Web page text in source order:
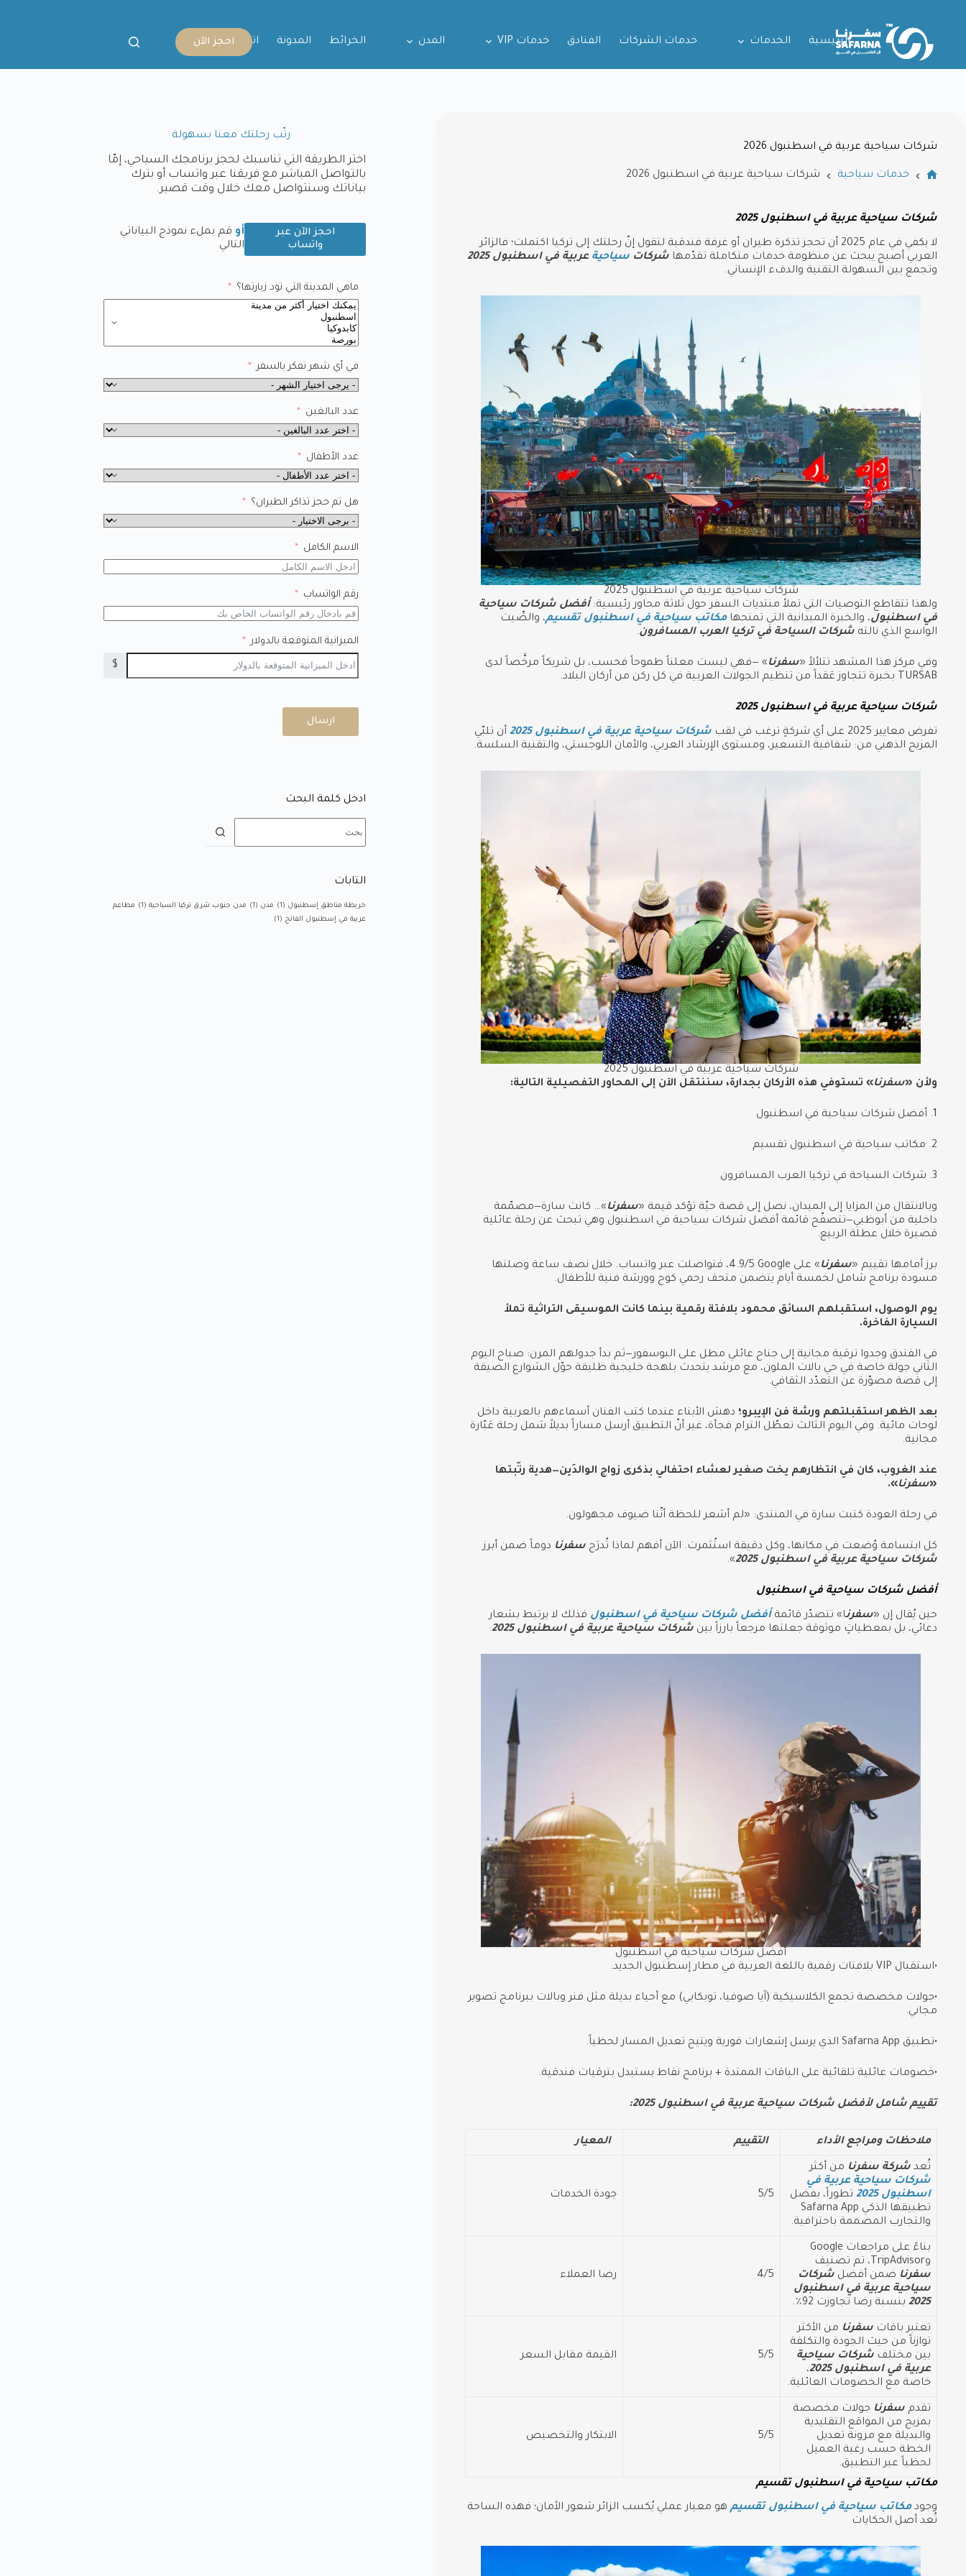
الرئيسية الخدمات خدمات الشركات الفنادق خدمات VIP المدن الخرائط المدونة اتصل بنااحجز الآن
شركات سياحية عربية في اسطنبول 2026
خدمات سياحية شركات سياحية عربية في اسطنبول 2026
شركات سياحية عربية في اسطنبول 2025
لا يكفي في عام 2025 أن تحجز تذكرة طيران أو غرفة فندقية لتقول إنّ رحلتك إلى تركيا اكتملت؛ فالزائر
العربي أصبح يبحث عن منظومة خدمات متكاملة تقدّمها شركات سياحية عربية في اسطنبول 2025
وتجمع بين السهولة التقنية والدفء الإنساني.
شركات سياحية عربية في اسطنبول 2025
ولهذا تتقاطع التوصيات التي تملأ منتديات السفر حول ثلاثة محاور رئيسية:أفضل شركات سياحية
في اسطنبول، والخبرة الميدانية التي تمنحهامكاتب سياحية في اسطنبول تقسيم، والصِّيت
الواسع الذي نالته شركات السياحة في تركيا العرب المسافرون.
وفي مركز هذا المشهد تتلألأ «سفرنا» —فهي ليست معلناً طموحاً فحسب، بل شريكاً مرخَّصاً لدى
TURSAB بخبرة تتجاوز عَقداً من تنظيم الجولات العربية في كل ركن من أركان البلاد.
شركات سياحية عربية في اسطنبول 2025
تفرض معايير 2025 على أي شركةٍ ترغب في لقب شركات سياحية عربية في اسطنبول 2025
أن تلبّي
المزيج الذهبي من: شفافية التسعير، ومستوى الإرشاد العربي، والأمان اللوجستي، والتقنية السلسة.
شركات سياحية عربية في اسطنبول 2025
ولأن «سفرنا» تستوفي هذه الأركان بجدارة، سننتقل الآن إلى المحاور التفصيلية التالية:
1. أفضل شركات سياحية في اسطنبول
2. مكاتب سياحية في اسطنبول تقسيم
3. شركات السياحة في تركيا العرب المسافرون
وبالانتقال من المزايا إلى الميدان، نصل إلى قصة حيّة تؤكد قيمة «سفرنا»… كانت سارة—مصمّمة
داخلية من أبوظبي—تتصفّح قائمة أفضل شركات سياحية في اسطنبول وهي تبحث عن رحلة عائلية
قصيرة خلال عطلة الربيع.
برز أمامها تقييم «سفرنا
» على Google ‏4.9/5، فتواصلت عبر واتساب. خلال نصف ساعة وصلتها
مسودة برنامج شامل لخمسة أيام يتضمن متحف رحمي كوج وورشة فنية للأطفال.
يوم الوصول، استقبلهم السائق محمود بلافتة رقمية بينما كانت الموسيقى التراثية تملأ
السيارة الفاخرة.
في الفندق وجدوا ترقية مجانية إلى جناح عائلي مطل على البوسفور—ثم بدأ جدولهم المرن: صباح اليوم
الثاني جولة خاصة في حي بالات الملون، مع مرشد يتحدث بلهجة خليجية طليقة حوّل الشوارع الضيقة
إلى قصة مصوّرة عن التعدّد الثقافي.
بعد الظهر استقبلتهم ورشة فن الإيبرو؛ دهش الأبناء عندما كتب الفنان أسماءهم بالعربية داخل
لوحات مائية. وفي اليوم الثالث تعطّل الترام فجأة، غير أنّ التطبيق أرسل مساراً بديلاً شمل رحلة عَبّارة
مجانية.
عند الغروب، كان في انتظارهم يخت صغير لعشاء احتفالي بذكرى زواج الوالدَين—هدية رتّبتها
«سفرنا».
في رحلة العودة كتبت سارة في المنتدى: «لم أشعر للحظة أنّنا ضيوف مجهولون.
كل ابتسامة وُضعت في مكانها، وكل دقيقة استُثمرت. الآن أفهم لماذا تُدرَج سفرنا دوماً ضمن أبرز
شركات سياحية عربية في اسطنبول 2025
».
أفضل شركات سياحية في اسطنبول
حين يُقال إن «سفرنا» تتصدّر قائمةأفضل شركات سياحية في اسطنبول فذلك لا يرتبط بشعار
دعائي، بل بمعطياتٍ موثوقة جعلتها مرجعاً بارزاً بين شركات سياحية عربية في اسطنبول 2025 :
أفضل شركات سياحية في اسطنبول
•استقبال VIP بلافتات رقمية باللغة العربية في مطار إسطنبول الجديد.
•جولات مخصصة تجمع الكلاسيكية (آيا صوفيا، توبكابي) مع أحياء بديلة مثل فنر وبالات ببرنامج تصوير
مجاني.
•تطبيق Safarna App الذي يرسل إشعارات فورية ويتيح تعديل المسار لحظياً.
•خصومات عائلية تلقائية على الباقات الممتدة + برنامج نقاط يستبدل بترقيات فندقية.
تقييم شامل لأفضل شركات سياحية عربية في اسطنبول 2025:
ملاحظات ومراجع الأداء التقييم المعيار
تُعد شركة سفرنا من أكثر
شركات سياحية عربية في
اسطنبول 2025
تطوراً، بفضل
تطبيقها الذكي Safarna App
والتجارب المصممة باحترافية.
5/5 جودة الخدمات
بناءً على مراجعات Google
وTripAdvisor، تم تصنيف
سفرنا ضمن أفضل شركات
سياحية عربية في اسطنبول
2025 بنسبة رضا تجاوزت 92٪.
4/5 رضا العملاء
تعتبر باقات سفرنا من الأكثر
توازناً من حيث الجودة والتكلفة
بين مختلف شركات سياحية
عربية في اسطنبول 2025
،
خاصة مع الخصومات العائلية.
5/5 القيمة مقابل السعر
تقدم سفرنا جولات مخصصة
بمزيج من المواقع التقليدية
والبديلة مع مرونة تعديل
الخطة حسب رغبة العميل
لحظياً عبر التطبيق.
5/5 الابتكار والتخصيص
مكاتب سياحية في اسطنبول تقسيم
وجودمكاتب سياحية في اسطنبول تقسيمهو معيار عملي يُكسب الزائر شعور الأمان؛ فهذه الساحة
تُعد أصل الحكايات
رتّب رحلتك معنا بسهولة
اختر الطريقة التي تناسبك لحجز برنامجك السياحي، إمّا
بالتواصل المباشر مع فريقنا عبر واتساب أو بترك
بياناتك وسنتواصل معك خلال وقت قصير.
احجز الآن عبر
واتساب
أو قم بملء نموذج البياناتي
التالي
ماهي المدينة التي تود زيارتها؟
في أي شهر تفكر بالسفر
عدد البالغين
عدد الأطفال
هل تم حجز تذاكر الطيران؟
الاسم الكامل
رقم الواتساب
الميزانية المتوقعة بالدولار
$
ارسال
ادخل كلمة البحث
التابات
خريطة مناطق إسطنبول (1) مدن (1) مدن جنوب شرق تركيا السياحية(1)
مطاعم
عربية في إسطنبول الفاتح (1)